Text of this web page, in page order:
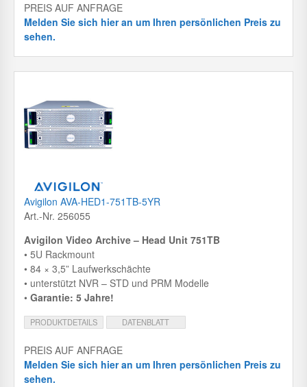
PREIS AUF ANFRAGE
Melden Sie sich hier an um Ihren persönlichen Preis zu
sehen.
Avigilon AVA-HED1-751TB-5YR
Art.-Nr. 256055
Avigilon Video Archive – Head Unit 751TB
• 5U Rackmount
• 84 × 3,5” Laufwerkschächte
• unterstützt NVR – STD und PRM Modelle
• Garantie: 5 Jahre!
PRODUKTDETAILS DATENBLATT
PREIS AUF ANFRAGE
Melden Sie sich hier an um Ihren persönlichen Preis zu
sehen.